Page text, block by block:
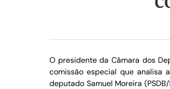
O presidente da Câmara dos
comissão especial que analisa
deputado Samuel Moreira